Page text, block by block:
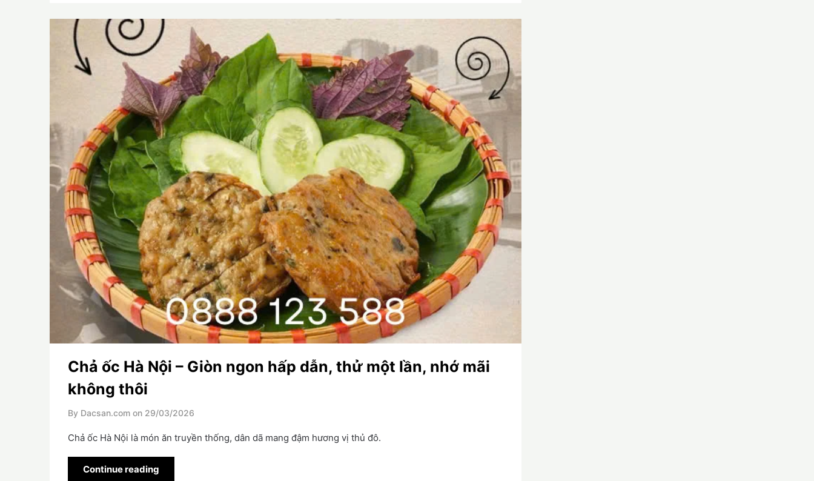
Chả ốc Hà Nội – Giòn ngon hấp dẫn, thử một lần, nhớ mãi
không thôi
By Dacsan.com on 29/03/2026
Chả ốc Hà Nội là món ăn truyền thống, dân dã mang đậm hương vị thủ đô.
Continue reading